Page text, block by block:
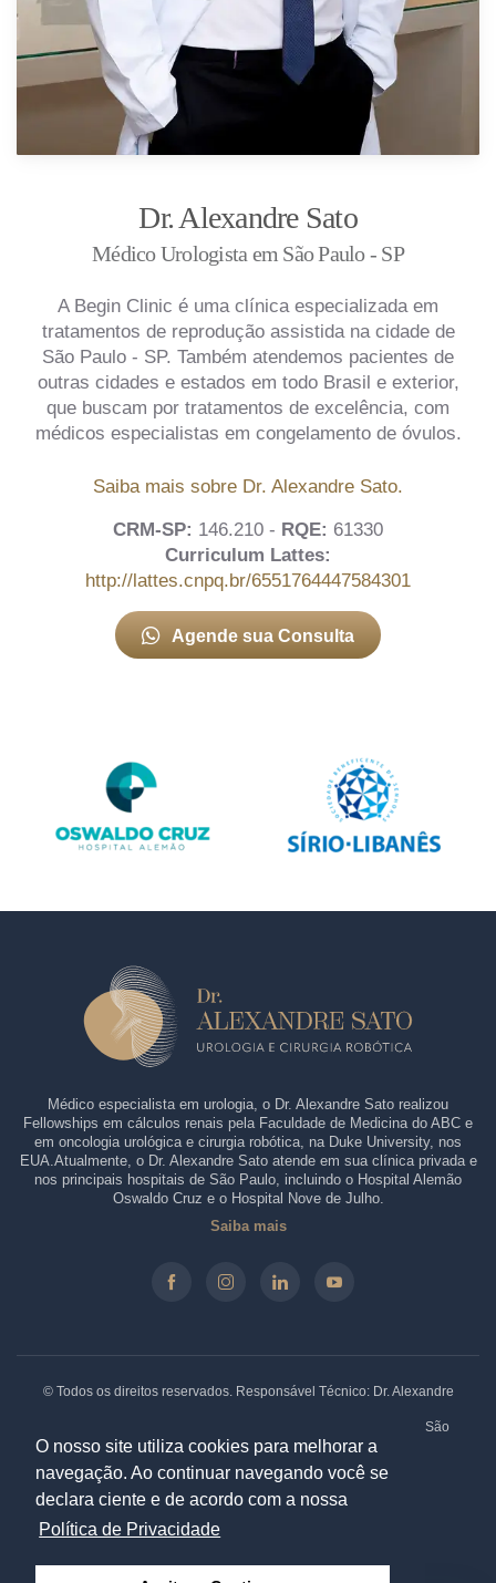
O nosso site utiliza cookies para melhorar a
navegação. Ao continuar navegando você se
declara ciente e de acordo com a nossa
Política de Privacidade
Dr. Alexandre Sato
Médico Urologista em São Paulo - SP
A Begin Clinic é uma clínica especializada em
tratamentos de reprodução assistida na cidade de
São Paulo - SP. Também atendemos pacientes de
outras cidades e estados em todo Brasil e exterior,
que buscam por tratamentos de excelência, com
médicos especialistas em congelamento de óvulos.
Saiba mais sobre Dr. Alexandre Sato.
CRM-SP: 146.210 - RQE: 61330
Curriculum Lattes:
http://lattes.cnpq.br/6551764447584301
Agende sua Consulta
Médico especialista em urologia, o Dr. Alexandre Sato realizou
Fellowships em cálculos renais pela Faculdade de Medicina do ABC e
em oncologia urológica e cirurgia robótica, na Duke University, nos
EUA.Atualmente, o Dr. Alexandre Sato atende em sua clínica privada e
nos principais hospitais de São Paulo, incluindo o Hospital Alemão
Oswaldo Cruz e o Hospital Nove de Julho.
Saiba mais
© Todos os direitos reservados. Responsável Técnico: Dr. Alexandre
Clínica: Rua Borges Lagoa, 913 - Sala 31/32, Vila Clementino. São
Paulo - SP. CEP: 04038-032 |Política de Privacidade
Especialistas em Marketing Médico: